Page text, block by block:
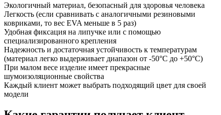
Экологичный материал, безопасный для здоровья человека
Легкость (если сравнивать с аналогичными резиновыми
ковриками, то вес EVA меньше в 5 раз)
Удобная фиксация на липучке или с помощью
специализированного крепления
Надежность и достаточная устойчивость к температурам
(материал легко выдерживает диапазон от -50°С до +50°С)
При малом весе изделие имеет прекрасные
шумоизоляционные свойства
Каждый клиент может выбрать подходящий цвет для своей
модели